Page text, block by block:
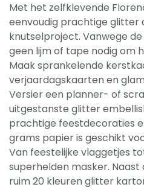
Met het zelfklevende
eenvoudig prachtige glitter
knutselproject. Vanwege
geen lijm of tape nodig om
Maak sprankelende
verjaardagskaarten en
Versier een planner- of
uitgestanste glitter
prachtige feestdecoraties
grams papier is geschikt
Van feestelijke vlaggetjes
superhelden masker. Naast
ruim 20 kleuren glitter